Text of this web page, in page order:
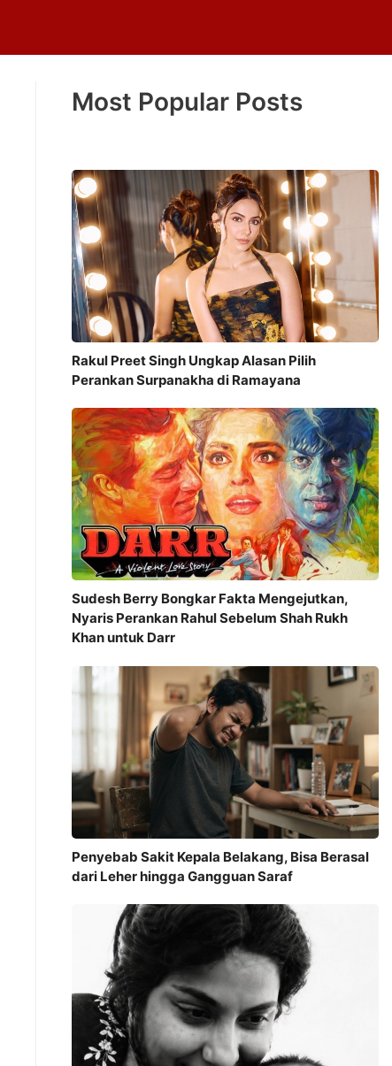
Most Popular Posts
Rakul Preet Singh Ungkap Alasan Pilih
Perankan Surpanakha di Ramayana
Sudesh Berry Bongkar Fakta Mengejutkan,
Nyaris Perankan Rahul Sebelum Shah Rukh
Khan untuk Darr
Penyebab Sakit Kepala Belakang, Bisa Berasal
dari Leher hingga Gangguan Saraf